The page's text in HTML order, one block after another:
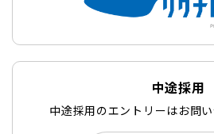
中途採用
中途採用のエントリーはお問い